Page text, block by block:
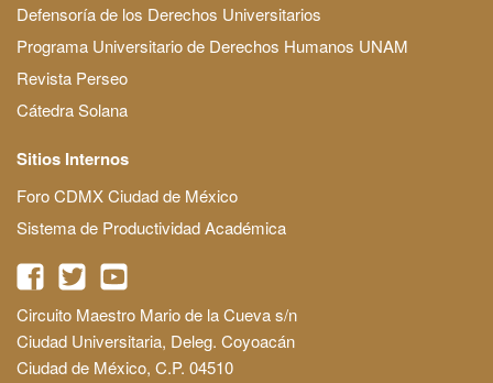
Defensoría de los Derechos Universitarios
Programa Universitario de Derechos Humanos UNAM
Revista Perseo
Cátedra Solana
Sitios Internos
Foro CDMX Ciudad de México
Sistema de Productividad Académica
Circuito Maestro Mario de la Cueva s/n
Ciudad Universitaria, Deleg. Coyoacán
Ciudad de México, C.P. 04510